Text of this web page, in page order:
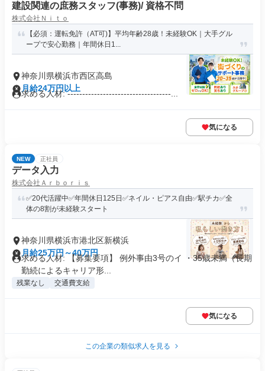
建設関連の庶務スタッフ(事務)/ 資格不問
株式会社Ｎｉｔｏ
【必須：運転免許（AT可)】平均年齢28歳！未経験OK｜大手グル
ープで安心勤務｜年間休日1...
神奈川県横浜市西区高島
月給24万円以上
求める人材: -----------------------------------...
気になる
NEW 正社員
データ入力
株式会社Ａｒｂｏｒｉｓ
✅20代活躍中✅年間休日125日✅ネイル・ピアス自由✅駅チカ✅全
体の8割が未経験スタート
神奈川県横浜市港北区新横浜
月給25万円～40万円
求める人材: 【募集要項】 例外事由3号のイ ・35歳未満（長期
勤続によるキャリア形...
残業なし 交通費支給
気になる
この企業の類似求人を見る